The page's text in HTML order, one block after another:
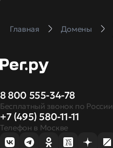
Главная Домены
8 800 555-34-78
Бесплатный звонок по России
+7 (495) 580-11-11
Телефон в Москве